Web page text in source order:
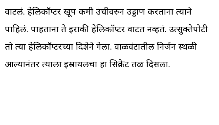
वाटलं. हेलिकॉप्टर खूप कमी उंचीवरुन उड्डाण करताना त्याने
पाहिलं. पाहताना ते इराकी हेलिकॉप्टर वाटत नव्हतं. उत्सुक्तेपोटी
तो त्या हेलिकॉप्टरच्या दिशेने गेला. वाळवंटातील निर्जन स्थळी
आल्यानंतर त्याला इस्रायलचा हा सिक्रेट तळ दिसला.